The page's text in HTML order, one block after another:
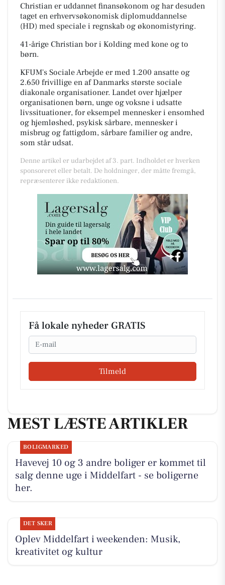
Christian er uddannet finansøkonom og har desuden
taget en erhvervsøkonomisk diplomuddannelse
(HD) med speciale i regnskab og økonomistyring.
41-årige Christian bor i Kolding med kone og to
børn.
KFUM's Sociale Arbejde er med 1.200 ansatte og
2.650 frivillige en af Danmarks største sociale
diakonale organisationer. Landet over hjælper
organisationen børn, unge og voksne i udsatte
livssituationer, for eksempel mennesker i ensomhed
og hjemløshed, psykisk sårbare, mennesker i
misbrug og fattigdom, sårbare familier og andre,
som står udsat.
Denne artikel er udarbejdet af 3. part. Indholdet er hverken
sponsoreret eller betalt. De holdninger, der måtte fremgå,
repræsenterer ikke redaktionen.
Få lokale nyheder GRATIS
Email
Tilmeld
MEST LÆSTE ARTIKLER
BOLIGMARKED
Havevej 10 og 3 andre boliger er kommet til
salg denne uge i Middelfart - se boligerne
her.
DET SKER
Oplev Middelfart i weekenden: Musik,
kreativitet og kultur